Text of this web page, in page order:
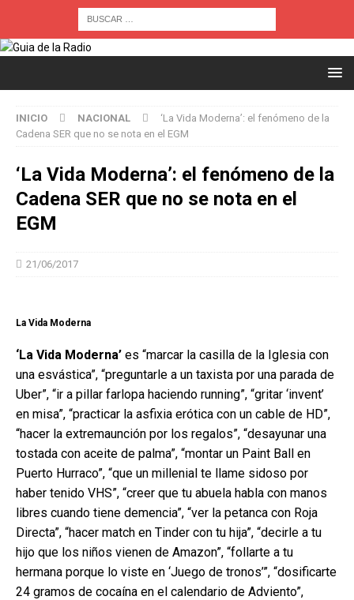
INICIO NACIONAL
‘La Vida Moderna’: el fenómeno de la
Cadena SER que no se nota en el EGM
‘La Vida Moderna’: el fenómeno de la
Cadena SER que no se nota en el
EGM
21/06/2017
La Vida Moderna
‘La Vida Moderna’ es “marcar la casilla de la Iglesia con
una esvástica”, “preguntarle a un taxista por una parada de
Uber”, “ir a pillar farlopa haciendo running”, “gritar ‘invent’
en misa”, “practicar la asfixia erótica con un cable de HD”,
“hacer la extremaunción por los regalos”, “desayunar una
tostada con aceite de palma”, “montar un Paint Ball en
Puerto Hurraco”, “que un millenial te llame sidoso por
haber tenido VHS”, “creer que tu abuela habla con manos
libres cuando tiene demencia”, “ver la petanca con Roja
Directa”, “hacer match en Tinder con tu hija”, “decirle a tu
hijo que los niños vienen de Amazon”, “follarte a tu
hermana porque lo viste en ‘Juego de tronos’”, “dosificarte
24 gramos de cocaína en el calendario de Adviento”,